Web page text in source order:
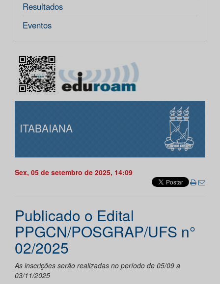
Resultados
Eventos
ITABAIANA
Sex, 05 de setembro de 2025, 14:09
Publicado o Edital
PPGCN/POSGRAP/UFS n°
02/2025
As inscrições serão realizadas no período de 05/09 a
03/11/2025